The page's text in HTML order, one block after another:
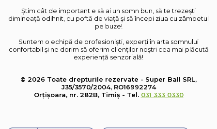
Știm cât de important e să ai un somn bun, să te trezești
dimineață odihnit, cu poftă de viață și să începi ziua cu zâmbetul
pe buze!
Suntem o echipă de profesioniști, experți în arta somnului
confortabil și ne dorim să oferim clienților noștri cea mai plăcută
experiență senzorială!
© 2026 Toate drepturile rezervate - Super Ball SRL,
J35/3570/2004, RO16992274
Orțișoara, nr. 282B, Timiș - Tel. 031 333 0330